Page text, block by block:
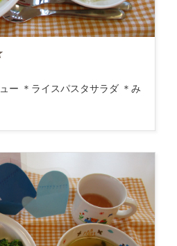
ー ＊ライスパスタサラダ ＊み